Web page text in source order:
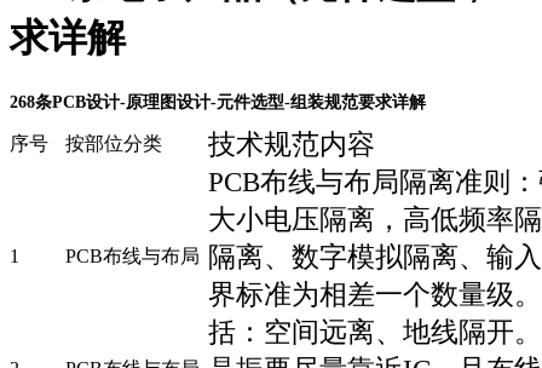
求详解
268条PCB设计-原理图设计-元件选型-组装规范要求详解
序号 按部位分类 技术规范内容
1 PCB布线与布局
PCB布线与布局隔离准则
大小电压隔离，高低频率
隔离、数字模拟隔离、输
界标准为相差一个数量级
括：空间远离、地线隔开。